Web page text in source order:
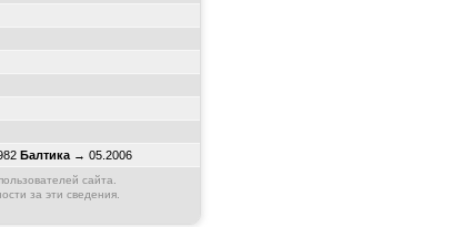
Балтика → 05.2006
сайта.
за эти сведения.